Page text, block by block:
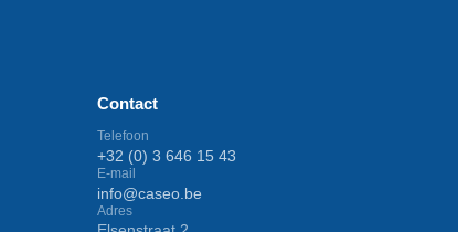
Contact
Telefoon
+32 (0) 3 646 15 43
E-mail
info@caseo.be
Adres